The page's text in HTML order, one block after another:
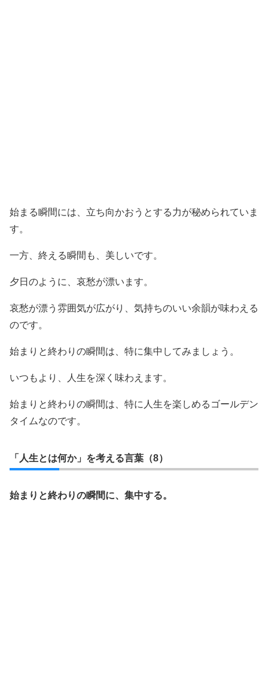
始まる瞬間には、立ち向かおうとする力が秘められていま
す。
一方、終える瞬間も、美しいです。
夕日のように、哀愁が漂います。
哀愁が漂う雰囲気が広がり、気持ちのいい余韻が味わえる
のです。
始まりと終わりの瞬間は、特に集中してみましょう。
いつもより、人生を深く味わえます。
始まりと終わりの瞬間は、特に人生を楽しめるゴールデン
タイムなのです。
「人生とは何か」を考える言葉（8）
始まりと終わりの瞬間に、集中する。